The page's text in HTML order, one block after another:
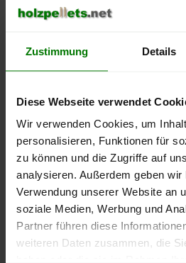
Zustimmung Details
Diese Webseite verwendet
Wir verwenden Cookies, um
personalisieren, Funktionen für
zu können und die Zugriffe auf
analysieren. Außerdem geben
Verwendung unserer Website an
soziale Medien, Werbung und
Partner führen diese
weiteren Daten zusammen, die
lose Ware
2025
2026
250 €
300 €
350 €
450 €
Die aktuelle Preisentwicklung für
können Sie jederzeit auf